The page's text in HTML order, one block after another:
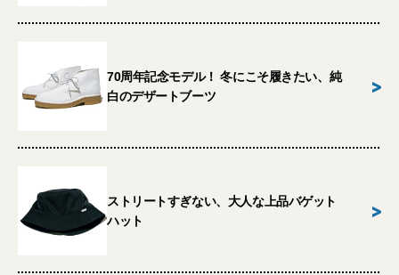
70周年記念モデル！ 冬にこそ履きたい、純
白のデザートブーツ
>
ストリートすぎない、大人な上品バゲット
ハット
>